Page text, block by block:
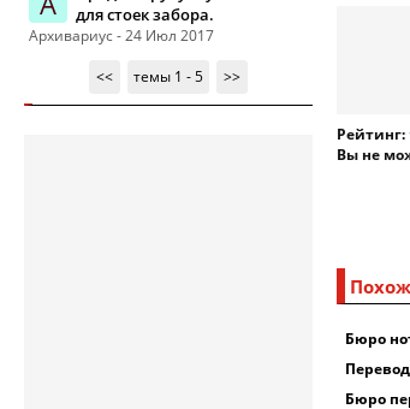
для стоек забора.
Архивариус - 24 Июл 2017
<<
темы 1 - 5 >>
Рейтинг:
Вы не
Бюро
Бюро